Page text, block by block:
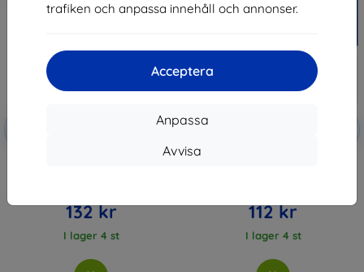
trafiken och anpassa innehåll och annonser.
Acceptera
Anpassa
Avvisa
EXTRA10
132 kr
I lager 4 st
-10%
112 kr
I lager 4 st